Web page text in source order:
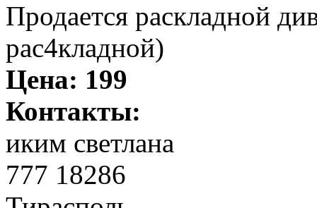
Продается раскладной
рас4кладной)
Цена: 199
Контакты:
иким светлана
777 18286